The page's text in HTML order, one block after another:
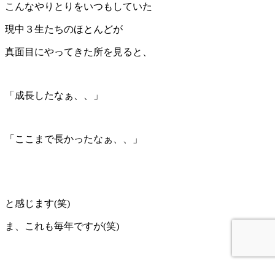
こんなやりとりをいつもしていた
現中３生たちのほとんどが
真面目にやってきた所を見ると、
「成長したなぁ、、」
「ここまで長かったなぁ、、」
と感じます(笑)
ま、これも毎年ですが(笑)